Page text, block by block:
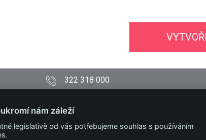
322 318 000
PODMÍNKY
Technické podmínky
nám záleží
legislativě od vás potřebujeme souhlas s používáním